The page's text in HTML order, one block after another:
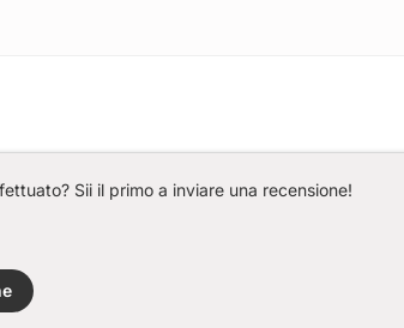
Sii il primo a inviare una recensione!